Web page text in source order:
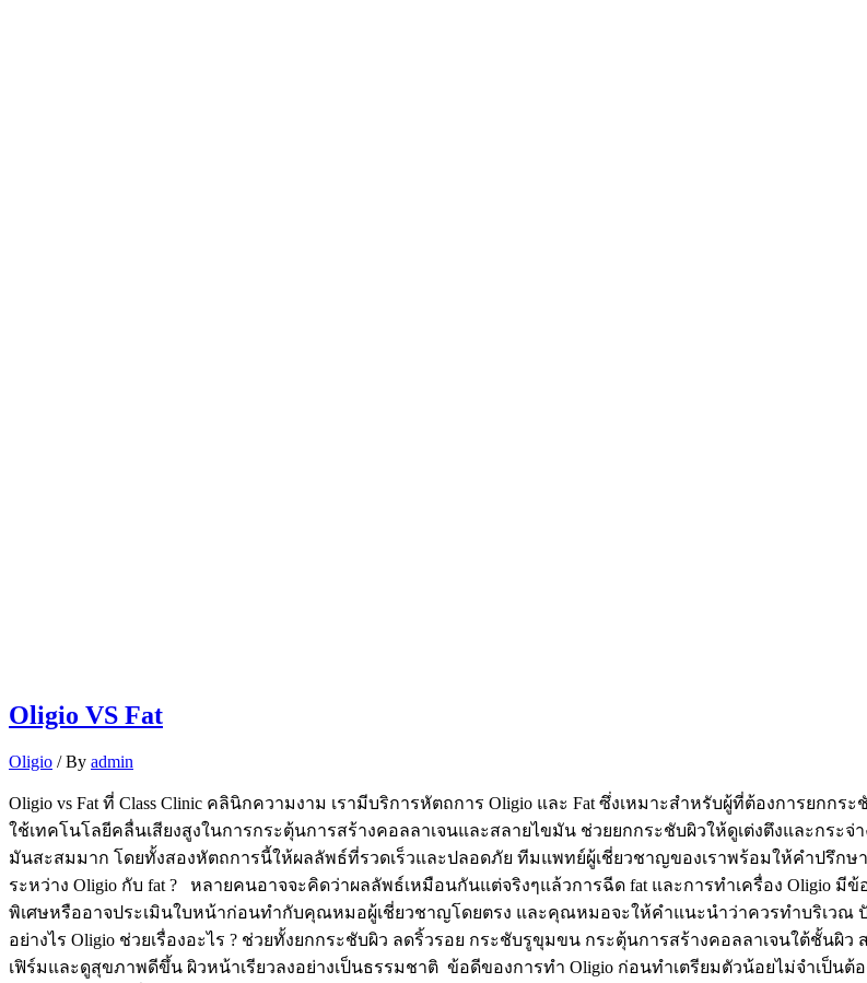
Oligio VS Fat
Oligio / By admin
Oligio vs Fat ที่ Class Clinic คลินิกความงาม เรามีบริการหัตถการ Oligio และ Fat ซึ่งเหมาะสำหรับผู้ที่ต้องการยก
ใช้เทคโนโลยีคลื่นเสียงสูงในการกระตุ้นการสร้างคอลลาเจนและสลายไขมัน ช่วยยกกระชับผิวให้ดูเต่งตึงและกระ
มันสะสมมาก โดยทั้งสองหัตถการนี้ให้ผลลัพธ์ที่รวดเร็วและปลอดภัย ทีมแพทย์ผู้เชี่ยวชาญของเราพร้อมให้คำปรึ
ระหว่าง Oligio กับ fat ? หลายคนอาจจะคิดว่าผลลัพธ์เหมือนกันแต่จริงๆแล้วการฉีด fat และการทำเครื่อง Oligio
พิเศษหรืออาจประเมินใบหน้าก่อนทำกับคุณหมอผู้เชี่ยวชาญโดยตรง และคุณหมอจะให้คำแนะนำว่าควรทำบริเว
อย่างไร Oligio ช่วยเรื่องอะไร ? ช่วยทั้งยกกระชับผิว ลดริ้วรอย กระชับรูขุมขน กระตุ้นการสร้างคอลลาเจนใต้ชั้น
เฟิร์มและดูสุขภาพดีขึ้น ผิวหน้าเรียวลงอย่างเป็นธรรมชาติ ข้อดีของการทำ Oligio ก่อนทำเตรียมตัวน้อยไม่จำเป็น